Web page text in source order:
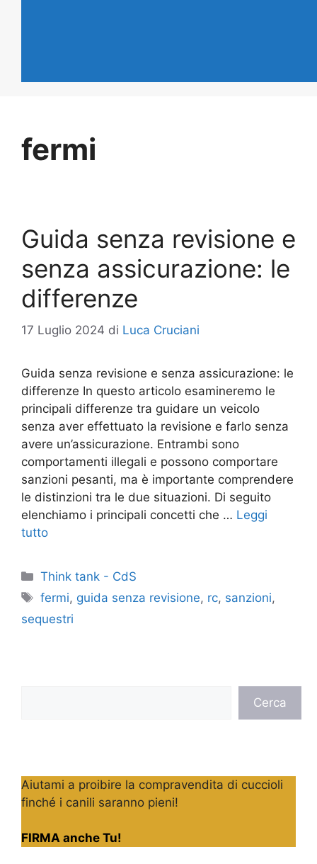
fermi
Guida senza revisione e
senza assicurazione: le
differenze
17 Luglio 2024 di Luca Cruciani
Guida senza revisione e senza assicurazione: le
differenze In questo articolo esamineremo le
principali differenze tra guidare un veicolo
senza aver effettuato la revisione e farlo senza
avere un’assicurazione. Entrambi sono
comportamenti illegali e possono comportare
sanzioni pesanti, ma è importante comprendere
le distinzioni tra le due situazioni. Di seguito
elenchiamo i principali concetti che … Leggi
tutto
Categorie
Think tank - CdS
Tag
fermi, guida senza revisione, rc, sanzioni,
sequestri
Cerca
Aiutami a proibire la compravendita di cuccioli
finché i canili saranno pieni!
FIRMA anche Tu!